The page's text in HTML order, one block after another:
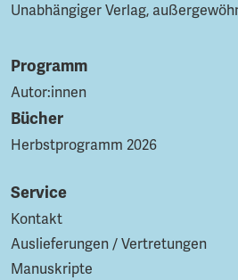
Unabhängiger Verlag,
Programm
Autor:innen
Bücher
Herbstprogramm 2026
Service
Kontakt
Auslieferungen / Vertretungen
Manuskripte